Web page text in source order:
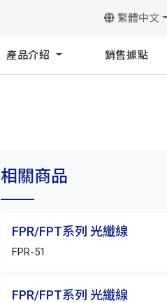
繁體中文
產品介紹 銷售據點
相關商品
FPR/FPT系列 光纖線
FPR-51
FPR/FPT系列 光纖線